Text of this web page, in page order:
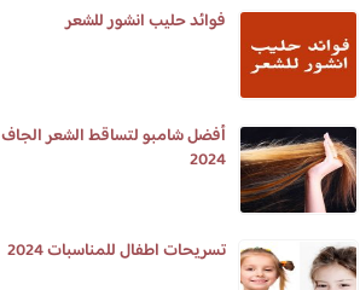
فوائد حليب انشور للشعر
أفضل شامبو لتساقط الشعر الجاف
2024
تسريحات اطفال للمناسبات 2024